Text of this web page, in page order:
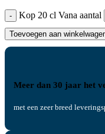
Kop 20 cl Vana aantal
Toevoegen aan
Meer dan 30 jaar het
met een zeer breed